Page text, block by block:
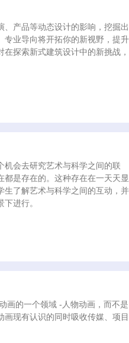
产品等动态设计的影响，挖掘出
专业导向将开拓你的新视野，提升
探索新式建筑设计中的新挑战，
机会去研究艺术与科学之间的联
是存在的。这种存在在一天天显
生了解艺术与科学之间的互动，并
进行。
画的一个领域 -人物动画，而不是
现有认识的同时吸收传媒、项目